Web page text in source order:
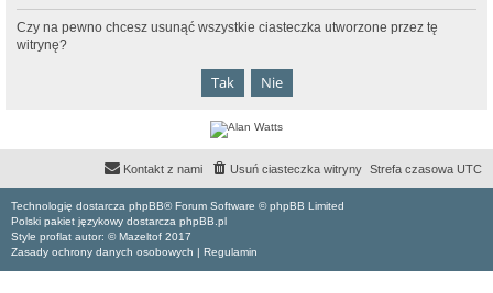
Czy na pewno chcesz usunąć wszystkie ciasteczka utworzone przez tę
witrynę?
Strefa czasowa UTC
Usuń ciasteczka witryny
Kontakt z nami
Technologię dostarcza phpBB® Forum Software © phpBB Limited
Polski pakiet językowy dostarcza phpBB.pl
Style proflat autor: ©Mazeltof 2017
Zasady ochrony danych osobowych | Regulamin